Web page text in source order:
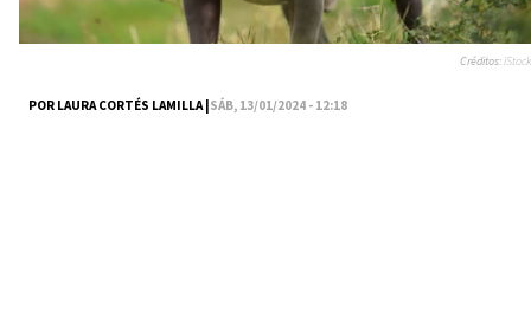
POR LAURA CORTÉS LAMILLA |SÁB, 13/01/2024 - 12:18
Créditos:iStock